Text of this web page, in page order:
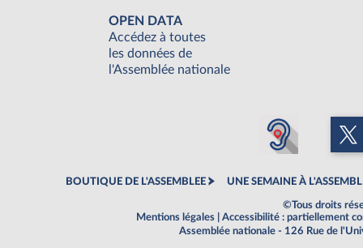
OPEN DATA
Accédez à toutes
les données de
l'Assemblée nationale
BOUTIQUE DE L'ASSEMBLEE UNE SEMAINE À
©Tous droits
Mentions légales
Accessibilité : partiellement
Assemblée nationale - 126 Rue de